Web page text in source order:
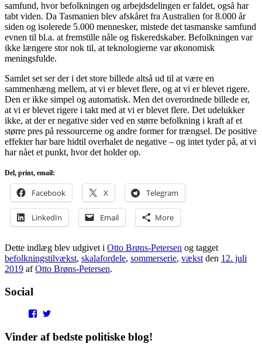
samfund, hvor befolkningen og arbejdsdelingen er faldet, også har
tabt viden. Da Tasmanien blev afskåret fra Australien for 8.000 år
siden og isolerede 5.000 mennesker, mistede det tasmanske samfund
evnen til bl.a. at fremstille nåle og fiskeredskaber. Befolkningen var
ikke længere stor nok til, at teknologierne var økonomisk
meningsfulde.
Samlet set ser der i det store billede altså ud til at være en
sammenhæng mellem, at vi er blevet flere, og at vi er blevet rigere.
Den er ikke simpel og automatisk. Men det overordnede billede er,
at vi er blevet rigere i takt med at vi er blevet flere. Det udelukker
ikke, at der er negative sider ved en større befolkning i kraft af et
større pres på ressourcerne og andre former for trængsel. De positive
effekter har bare hidtil overhalet de negative – og intet tyder på, at vi
har nået et punkt, hvor det holder op.
Del, print, email:
Facebook X Telegram
LinkedIn Email More
Dette indlæg blev udgivet i Otto Brøns-Petersen og tagget
befolkningstilvækst, skalafordele, sommerserie, vækst den 12. juli
2019 afOtto Brøns-Petersen.
Social
View
profile
on
profile
on
Vinder af bedste politiske blog!